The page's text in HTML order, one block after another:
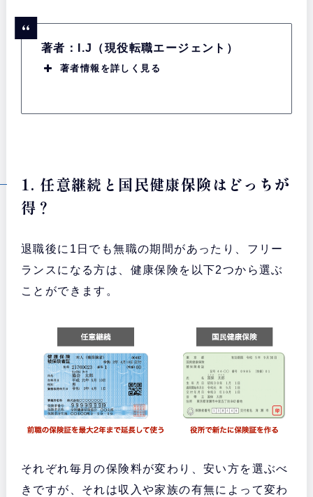
著者：I.J（現役転職エージェント）
著者情報を詳しく見る
1. 任意継続と国民健康保険はどっちが
得？
退職後に1日でも無職の期間があったり、フリー
ランスになる方は、健康保険を以下2つから選ぶ
ことができます。
それぞれ毎月の保険料が変わり、安い方を選ぶべ
きですが、それは収入や家族の有無によって変わ